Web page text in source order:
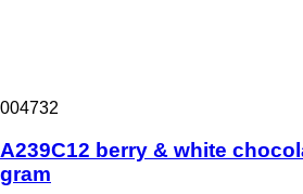
004732
A239C12 berry & white
gram